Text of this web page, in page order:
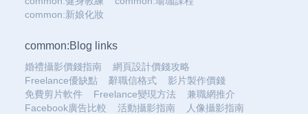
common:新娘化妝
common:Blog links
婚禮攝影價錢指南
網頁設計價錢攻略
Freelance優缺點
辭職信格式
影片製作價錢
免費剪片軟件
Freelance變現方法
兼職網推介
Facebook廣告比較
活動攝影指南
人像攝影指南